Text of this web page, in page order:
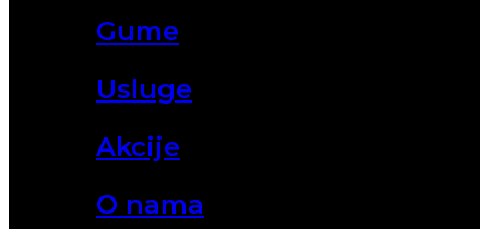
Gume
Usluge
Akcije
O nama